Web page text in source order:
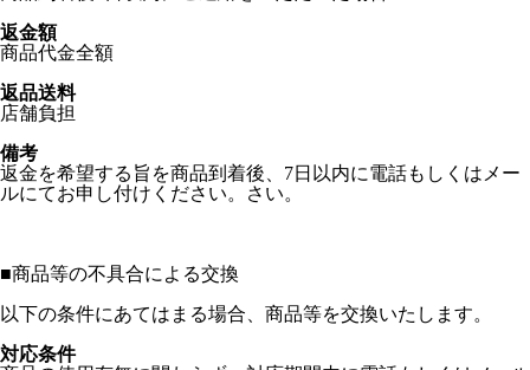
返金額
商品代金全額
返品送料
店舗負担
備考
返金を希望する旨を商品到着後、7日以内に電話もしくはメー
ルにてお申し付けください。さい。
■商品等の不具合による交換
以下の条件にあてはまる場合、商品等を交換いたします。
対応条件